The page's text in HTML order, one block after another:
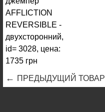
← ПРЕДЫДУЩИЙ ТОВАР